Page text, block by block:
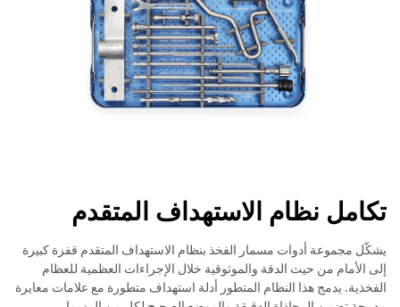
تكامل نظام الاستهداف المتقدم
يشكّل مجموعة أدوات مسمار الفخذ بنظام الاستهداف المتقدم قفزة كبيرة
إلى الأمام من حيث الدقة والموثوقية خلال الإجراءات العظمية للعظام
الفخذية. يدمج هذا النظام المتطور أدلة استهداف متطورة مع علامات معايرة